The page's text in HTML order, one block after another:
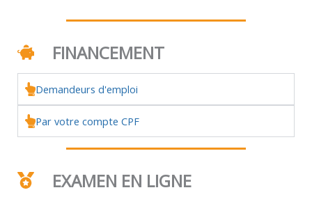
FINANCEMENT
Demandeurs d'emploi
Par votre compte CPF
EXAMEN EN LIGNE